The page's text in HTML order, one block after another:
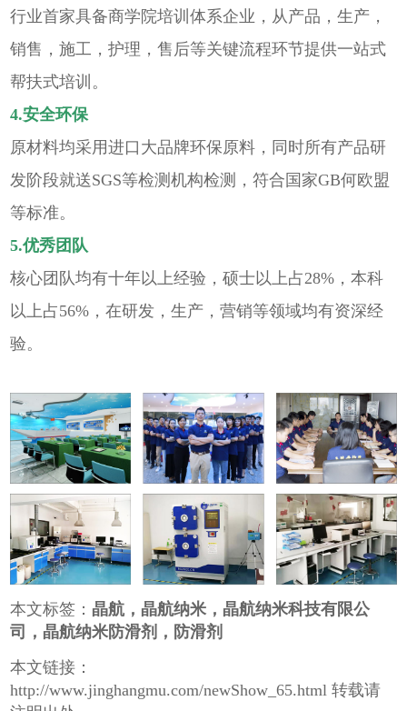
行业首家具备商学院培训体系企业，从产品，生产，
销售，施工，护理，售后等关键流程环节提供一站式
帮扶式培训。
4.安全环保
原材料均采用进口大品牌环保原料，同时所有产品研
发阶段就送SGS等检测机构检测，符合国家GB何欧盟
等标准。
5.优秀团队
核心团队均有十年以上经验，硕士以上占28%，本科
以上占56%，在研发，生产，营销等领域均有资深经
验。
本文标签： 晶航，晶航纳米，晶航纳米科技有限公
司，晶航纳米防滑剂，防滑剂
本文链接：
http://www.jinghangmu.com/newShow_65.html 转载请